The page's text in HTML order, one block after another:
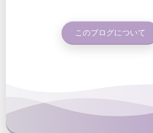
このブログについて